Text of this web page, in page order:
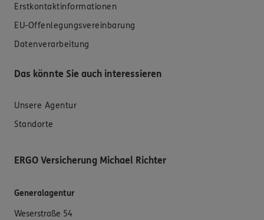
Erstkontaktinformationen
EU-Offenlegungsvereinbarung
Datenverarbeitung
Das könnte Sie auch interessieren
Unsere Agentur
Standorte
ERGO Versicherung Michael Richter
Generalagentur
Weserstraße 54